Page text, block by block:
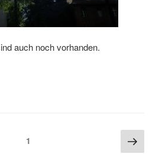
auch noch vorhanden.
1
Seite